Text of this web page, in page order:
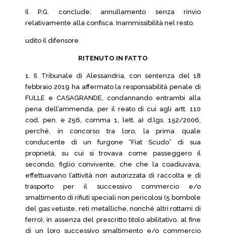
Il P.G. conclude: annullamento senza rinvio
relativamente alla confisca. Inammissibilità nel resto.
udito il difensore
RITENUTO IN FATTO
1. Il Tribunale di Alessandria, con sentenza del 18
febbraio 2019 ha affermato la responsabilità penale di
FULLE e CASAGRANDE, condannando entrambi alla
pena dell’ammenda, per il reato di cui agli artt. 110
cod. pen. e 256, comma 1, lett. a) d.lgs. 152/2006,
perché, in concorso tra loro, la prima quale
conducente di un furgone “Fiat Scudo” di sua
proprietà, su cui si trovava come passeggero il
secondo, figlio convivente, che che la coadiuvava,
effettuavano l’attività non autorizzata di raccolta e di
trasporto per il successivo commercio e/o
smaltimento di rifiuti speciali non pericolosi (5 bombole
del gas vetuste, reti metalliche, nonché altri rottami di
ferro), in assenza del prescritto titolo abilitativo, al fine
di un loro successivo smaltimento e/o commercio